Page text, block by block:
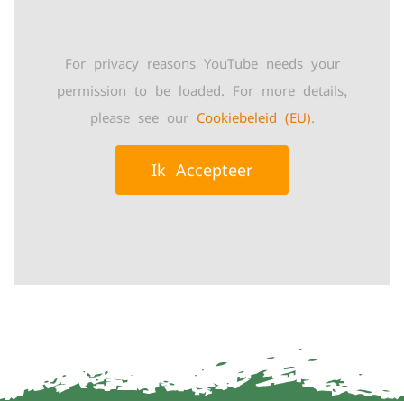
For privacy reasons YouTube needs your
permission to be loaded. For more details,
please see our Cookiebeleid (EU).
Ik Accepteer